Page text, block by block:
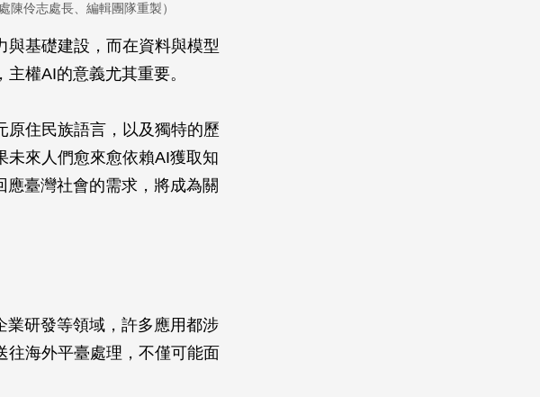
陳伶志處長、編輯團隊重製）
與基礎建設，而在資料與模型
權AI的意義尤其重要。
原住民族語言，以及獨特的歷
未來人們愈來愈依賴AI獲取知
臺灣社會的需求，將成為關
業研發等領域，許多應用都涉
往海外平臺處理，不僅可能面